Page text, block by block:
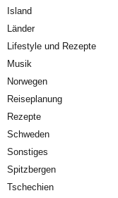
Island
Länder
Lifestyle und Rezepte
Musik
Norwegen
Reiseplanung
Rezepte
Schweden
Sonstiges
Spitzbergen
Tschechien